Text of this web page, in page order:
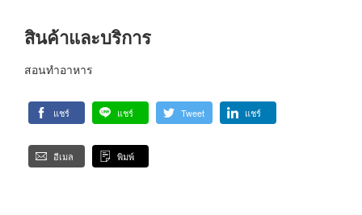
สินค้าและบริการ
สอนทำอาหาร
แชร์ แชร์ Tweet แชร์
อีเมล พิมพ์